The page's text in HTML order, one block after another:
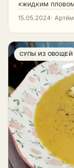
рецептов.
«жидким
15.05.2024· Артём
СУПЫ ИЗ ОВОЩЕЙ